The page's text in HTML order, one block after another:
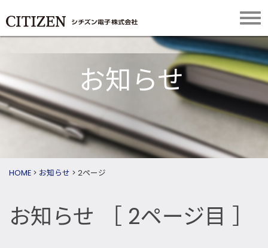
お知らせ
HOME > お知らせ > 2ページ
お知らせ ［ 2ページ目 ］